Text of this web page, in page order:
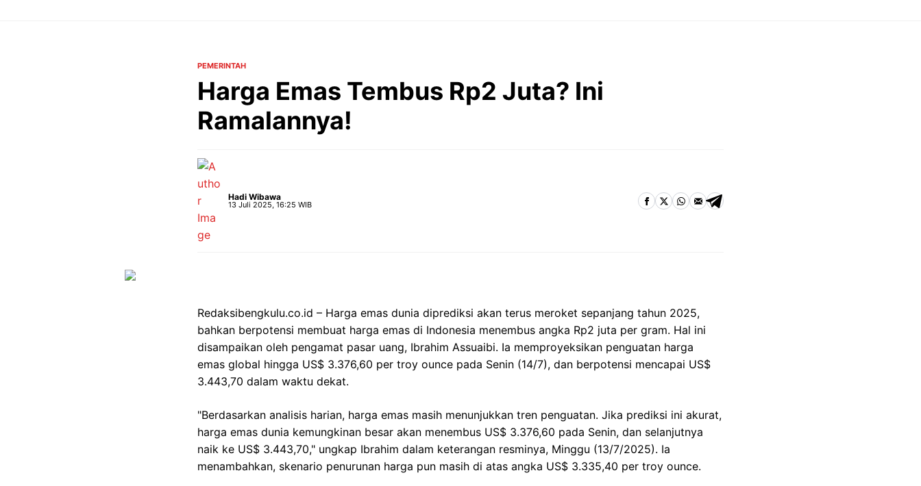
PEMERINTAH
Harga Emas Tembus Rp2 Juta? Ini
Ramalannya!
Hadi Wibawa
13 Juli 2025, 16:25 WIB
Redaksibengkulu.co.id – Harga emas dunia diprediksi akan terus meroket sepanjang tahun 2025,
bahkan berpotensi membuat harga emas di Indonesia menembus angka Rp2 juta per gram. Hal ini
disampaikan oleh pengamat pasar uang, Ibrahim Assuaibi. Ia memproyeksikan penguatan harga
emas global hingga US$ 3.376,60 per troy ounce pada Senin (14/7), dan berpotensi mencapai US$
3.443,70 dalam waktu dekat.
"Berdasarkan analisis harian, harga emas masih menunjukkan tren penguatan. Jika prediksi ini akurat,
harga emas dunia kemungkinan besar akan menembus US$ 3.376,60 pada Senin, dan selanjutnya
naik ke US$ 3.443,70," ungkap Ibrahim dalam keterangan resminya, Minggu (13/7/2025). Ia
menambahkan, skenario penurunan harga pun masih di atas angka US$ 3.335,40 per troy ounce.